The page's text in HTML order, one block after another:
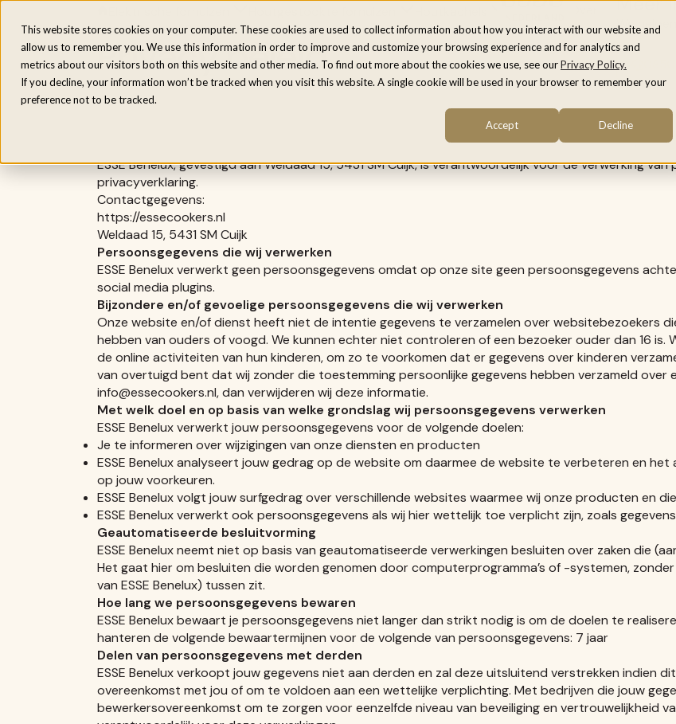
This website stores cookies on your computer. These cookies are used to collect information about how you interact with our website and
allow us to remember you. We use this information in order to improve and customize your browsing experience and for analytics and
metrics about our visitors both on this website and other media. To find out more about the cookies we use, see ourPrivacy Policy.
If you decline, your information won’t be tracked when you visit this website. A single cookie will be used in your browser to remember your
preference not to be tracked.
Accept Decline
Home/Privacy Policy
Privacy beleid
We
ESSE Benelux, gevestigd aan Weldaad 15, 5431 SM Cuijk, is verantwoordelijk voor de verwerking
privacyverklaring.
Contactgegevens:
https://essecookers.nl
Weldaad 15, 5431 SM Cuijk
Persoonsgegevens die wij verwerken
ESSE Benelux verwerkt geen persoonsgegevens omdat op onze site geen persoonsgegevens
social media plugins.
Bijzondere en/of gevoelige persoonsgegevens die wij verwerken
Onze website en/of dienst heeft niet de intentie gegevens te verzamelen over websitebezoekers
hebben van ouders of voogd. We kunnen echter niet controleren of een bezoeker ouder dan 16 is.
de online activiteiten van hun kinderen, om zo te voorkomen dat er gegevens over kinderen
van overtuigd bent dat wij zonder die toestemming persoonlijke gegevens hebben verzameld over
info@essecookers.nl, dan verwijderen wij deze informatie.
Met welk doel en op basis van welke grondslag wij persoonsgegevens verwerken
ESSE Benelux verwerkt jouw persoonsgegevens voor de volgende doelen:
Je te informeren over wijzigingen van onze diensten en producten
ESSE Benelux analyseert jouw gedrag op de website om daarmee de website te verbeteren en
op jouw voorkeuren.
ESSE Benelux volgt jouw surfgedrag over verschillende websites waarmee wij onze producten en
ESSE Benelux verwerkt ook persoonsgegevens als wij hier wettelijk toe verplicht zijn, zoals
Geautomatiseerde besluitvorming
ESSE Benelux neemt niet op basis van geautomatiseerde verwerkingen besluiten over zaken die
Het gaat hier om besluiten die worden genomen door computerprogramma’s of -systemen,
van ESSE Benelux) tussen zit.
Hoe lang we persoonsgegevens bewaren
ESSE Benelux bewaart je persoonsgegevens niet langer dan strikt nodig is om de doelen te
hanteren de volgende bewaartermijnen voor de volgende van persoonsgegevens: 7 jaar
Delen van persoonsgegevens met derden
ESSE Benelux verkoopt jouw gegevens niet aan derden en zal deze uitsluitend verstrekken indien
overeenkomst met jou of om te voldoen aan een wettelijke verplichting. Met bedrijven die jouw
bewerkersovereenkomst om te zorgen voor eenzelfde niveau van beveiliging en vertrouwelijkheid